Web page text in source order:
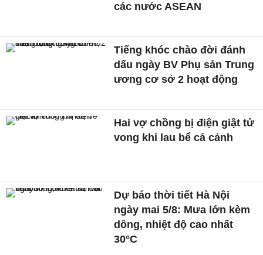
các nước ASEAN
Tiếng khóc chào đời đánh
dấu ngày BV Phụ sản Trung
ương cơ sở 2 hoạt động
Hai vợ chồng bị điện giật tử
vong khi lau bể cá cảnh
Dự báo thời tiết Hà Nội
ngày mai 5/8: Mưa lớn kèm
dông, nhiệt độ cao nhất
30°C